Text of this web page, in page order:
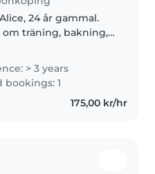
24 år gammal.
om träning, bakning,
som au pair i 2,5
hand mycket om
Som au pair..
> 3 years
bookings: 1
175,00 kr/hr